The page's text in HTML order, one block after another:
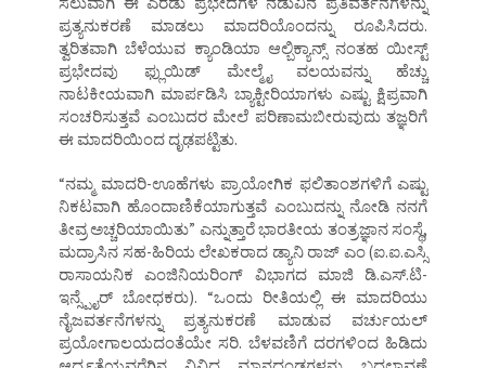
ಪ್ರತ್ಯನುಕರಣೆ ಮಾಡಲು ಮಾದರಿಯೊಂದನ್ನು ರೂಪಿಸಿದರು.
ತ್ವರಿತವಾಗಿ ಬೆಳೆಯುವ ಕ್ಯಾಂಡಿಯಾ ಆಲ್ಬಿಕ್ಯಾನ್ಸ್ ನಂತಹ ಯೀಸ್ಟ್
ಪ್ರಭೇದವು ಫ್ಲುಯಿಡ್ ಮೇಲ್ಮೈ ವಲಯವನ್ನು ಹೆಚ್ಚು
ನಾಟಕೀಯವಾಗಿ ಮಾರ್ಪಡಿಸಿ ಬ್ಯಾಕ್ಟೀರಿಯಾಗಳು ಎಷ್ಟು ಕ್ಷಿಪ್ರವಾಗಿ
ಸಂಚರಿಸುತ್ತವೆ ಎಂಬುದರ ಮೇಲೆ ಪರಿಣಾಮಬೀರುವುದು ತಜ್ಞರಿಗೆ
ಈ ಮಾದರಿಯಿಂದ ದೃಢಪಟ್ಟಿತು.
“ನಮ್ಮ ಮಾದರಿ-ಊಹೆಗಳು ಪ್ರಾಯೋಗಿಕ ಫಲಿತಾಂಶಗಳಿಗೆ ಎಷ್ಟು
ನಿಕಟವಾಗಿ ಹೊಂದಾಣಿಕೆಯಾಗುತ್ತವೆ ಎಂಬುದನ್ನು ನೋಡಿ ನನಗೆ
ತೀವ್ರ ಅಚ್ಚರಿಯಾಯಿತು” ಎನ್ನುತ್ತಾರೆ ಭಾರತೀಯ ತಂತ್ರಜ್ಞಾನ ಸಂಸ್ಥೆ,
ಮದ್ರಾಸಿನ ಸಹ-ಹಿರಿಯ ಲೇಖಕರಾದ ಡ್ಯಾನಿ ರಾಜ್ ಎಂ (ಐ.ಐ.ಎಸ್ಸಿ
ರಾಸಾಯನಿಕ ಎಂಜಿನಿಯರಿಂಗ್ ವಿಭಾಗದ ಮಾಜಿ ಡಿ.ಎಸ್.ಟಿ-
ಇನ್ಸ್ಪೈರ್ ಬೋಧಕರು). “ಒಂದು ರೀತಿಯಲ್ಲಿ ಈ ಮಾದರಿಯು
ನೈಜವರ್ತನೆಗಳನ್ನು ಪ್ರತ್ಯನುಕರಣೆ ಮಾಡುವ ವರ್ಚುಯಲ್
ಪ್ರಯೋಗಾಲಯದಂತೆಯೇ ಸರಿ. ಬೆಳವಣಿಗೆ ದರಗಳಿಂದ ಹಿಡಿದು